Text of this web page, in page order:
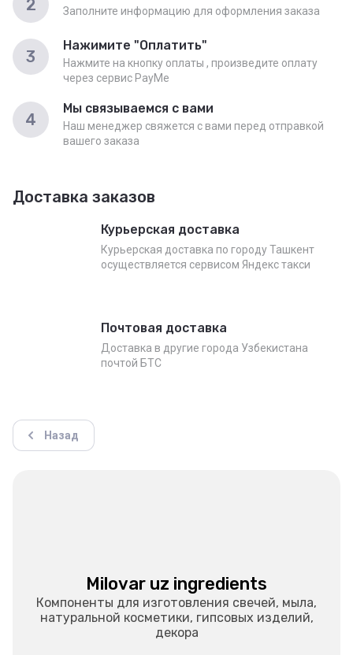
2 Заполните информацию для оформления заказа
3
Нажимите "Оплатить"
Нажмите на кнопку оплаты , произведите оплату
через сервис PayMe
4
Мы связываемся с вами
Наш менеджер свяжется с вами перед отправкой
вашего заказа
Доставка заказов
Курьерская доставка
Курьерская доставка по городу Ташкент
осуществляется сервисом Яндекс такси
Почтовая доставка
Доставка в другие города Узбекистана
почтой БТС
Назад
Milovar uz ingredients
Компоненты для изготовления свечей, мыла,
натуральной косметики, гипсовых изделий,
декора